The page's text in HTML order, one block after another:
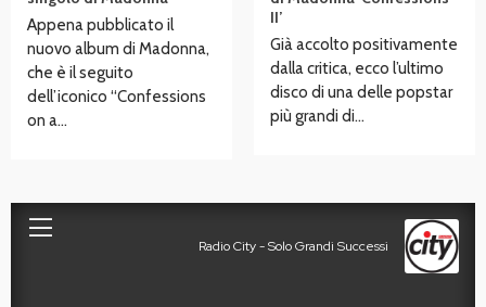
Appena pubblicato il
nuovo album di Madonna,
che è il seguito
dell’iconico “Confessions
on a…
II’
Già accolto positivamente
dalla critica, ecco l’ultimo
disco di una delle popstar
più grandi di…